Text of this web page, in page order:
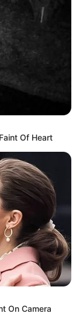
Of Heart
On Camera